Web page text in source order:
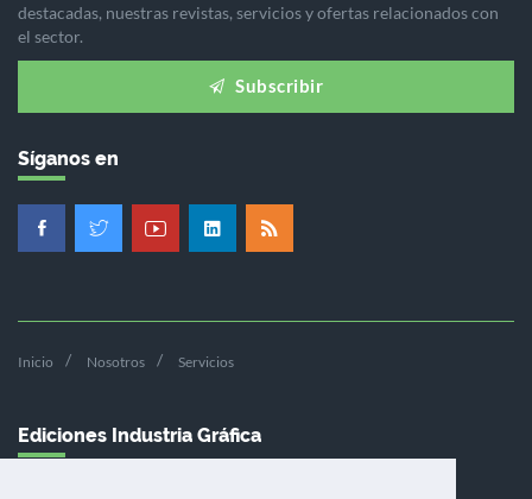
destacadas, nuestras revistas, servicios y ofertas relacionados con
el sector.
Subscribir
Síganos en
Inicio Nosotros Servicios
Ediciones Industria Gráfica